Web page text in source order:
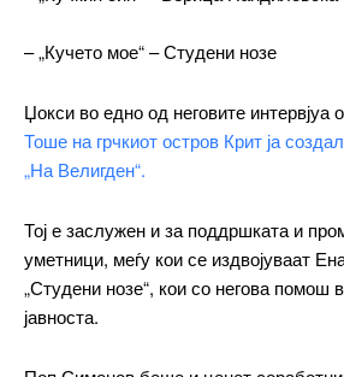
Free
бесплатно / forever
Included for free:
Praesent euismod ac
– „Кучето мое“ – Студени нозе
Џокси во едно од неговите интервјуа
Тоше на грчкиот остров Крит ја
„На Велигден“.
Тој е заслужен и за поддршката и
уметници, меѓу кои се издвојуваат
„Студени нозе“, кои со негова помош
јавноста.